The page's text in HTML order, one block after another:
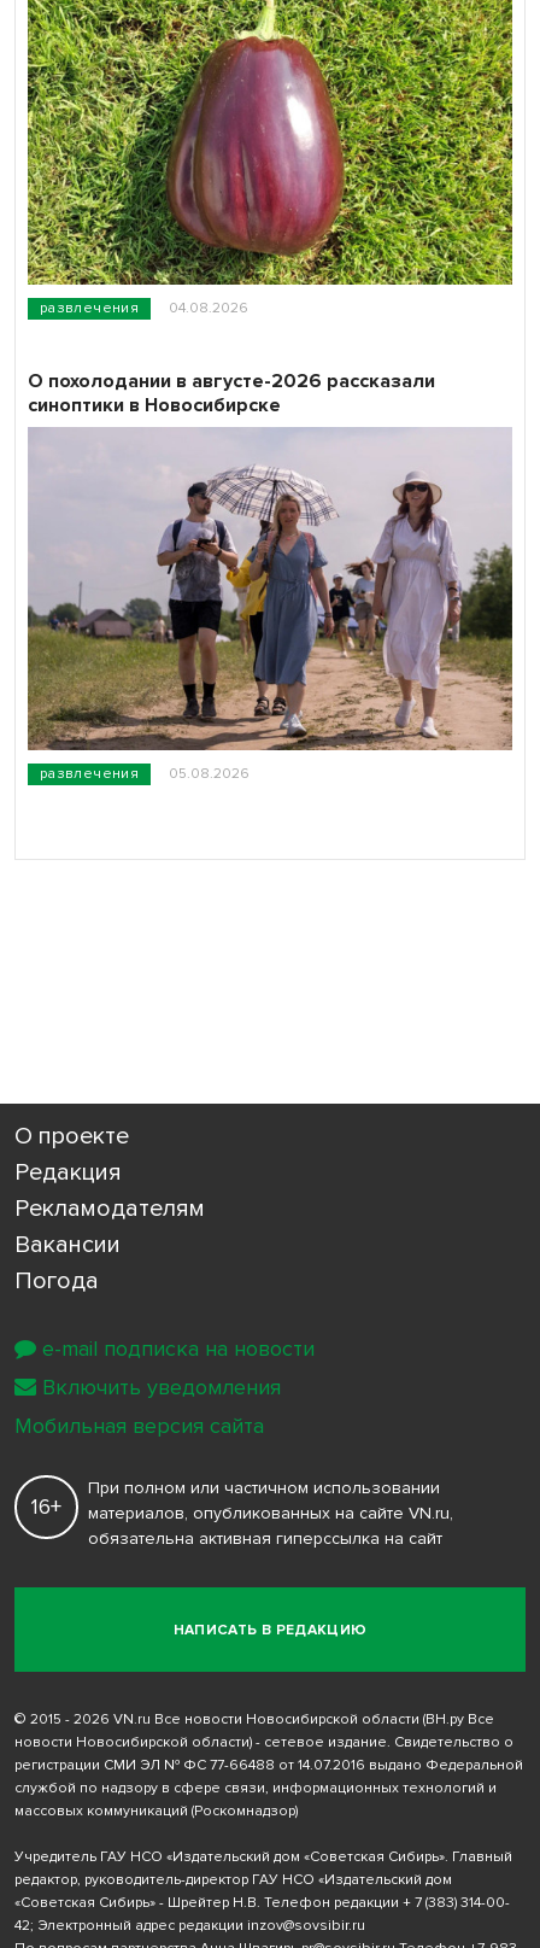
развлечения 04.08.2026
развлечения 05.08.2026
О похолодании в августе-2026 рассказали
синоптики в Новосибирске
О проекте
Редакция
Рекламодателям
Вакансии
Погода
НАПИСАТЬ В РЕДАКЦИЮ
16+
При полном или частичном использовании
материалов, опубликованных на сайте VN.ru,
обязательна активная гиперссылка на сайт
© 2015 - 2026 VN.ru Все новости Новосибирской области (ВН.ру Все
новости Новосибирской области) - сетевое издание. Свидетельство о
регистрации СМИ ЭЛ № ФС 77-66488 от 14.07.2016 выдано Федеральной
службой по надзору в сфере связи, информационных технологий и
массовых коммуникаций (Роскомнадзор)
Учредитель ГАУ НСО «Издательский дом «Советская Сибирь». Главный
редактор, руководитель-директор ГАУ НСО «Издательский дом
«Советская Сибирь» - Шрейтер Н.В. Телефон редакции + 7 (383) 314-00-
42; Электронный адрес редакции inzov@sovsibir.ru
e-mail подписка на новости
Включить уведомления
Мобильная версия сайта